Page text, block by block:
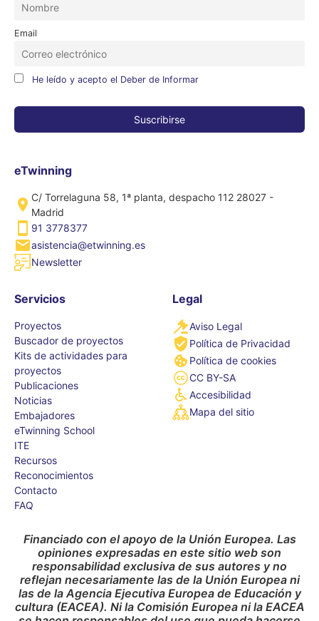
Email
He leído y acepto el Deber de Informar
eTwinning
C/ Torrelaguna 58, 1ª planta, despacho 112 28027 -
Madrid
91 3778377
asistencia@etwinning.es
Newsletter
Servicios
Proyectos
Buscador de proyectos
Kits de actividades para
proyectos
Publicaciones
Noticias
Embajadores
eTwinning School
ITE
Recursos
Reconocimientos
Contacto
FAQ
Legal
Aviso Legal
Política de Privacidad
Política de cookies
CC BY-SA
Accesibilidad
Mapa del sitio
Financiado con el apoyo de la Unión Europea. Las
opiniones expresadas en este sitio web son
responsabilidad exclusiva de sus autores y no
reflejan necesariamente las de la Unión Europea ni
las de la Agencia Ejecutiva Europea de Educación y
cultura (EACEA). Ni la Comisión Europea ni la EACEA